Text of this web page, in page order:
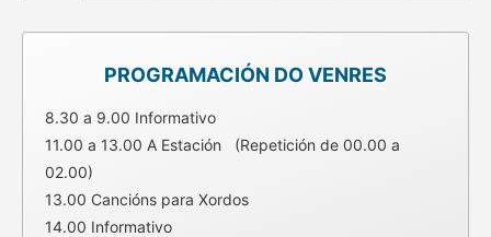
PROGRAMACIÓN DO VENRES
8.30 a 9.00 Informativo
11.00 a 13.00 A Estación (Repetición de 00.00 a
02.00)
13.00 Cancións para Xordos
14.00 Informativo